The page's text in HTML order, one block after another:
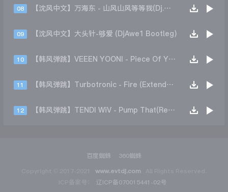
08 【沈风中文】万海东 - 山风山风等等我(Dj.阿洋 Extended Mix)
09 【沈风中文】大头针-够爱 (DjAwe1 Bootleg)
10 【韩风弹跳】VEEEN YOONI - Piece Of Your Heart (Remix)
11 【韩风弹跳】Turbotronic - Fire (Extended Mix)
12 【韩风弹跳】TENDI WiV - Pump That(Remix)
百度蜘蛛 360蜘蛛
www.evtdj.com
辽ICP备070015441-02号